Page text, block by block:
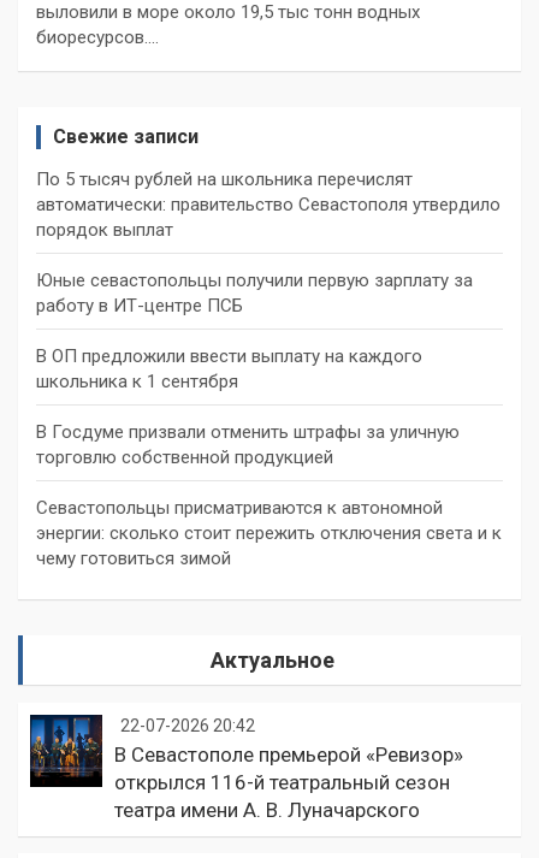
выловили в море около 19,5 тыс тонн водных
биоресурсов.…
Свежие записи
По 5 тысяч рублей на школьника перечислят
автоматически: правительство Севастополя утвердило
порядок выплат
Юные севастопольцы получили первую зарплату за
работу в ИТ-центре ПСБ
В ОП предложили ввести выплату на каждого
школьника к 1 сентября
В Госдуме призвали отменить штрафы за уличную
торговлю собственной продукцией
Севастопольцы присматриваются к автономной
энергии: сколько стоит пережить отключения света и к
чему готовиться зимой
Актуальное
22-07-2026 20:42
В Севастополе премьерой «Ревизор»
открылся 116-й театральный сезон
театра имени А. В. Луначарского